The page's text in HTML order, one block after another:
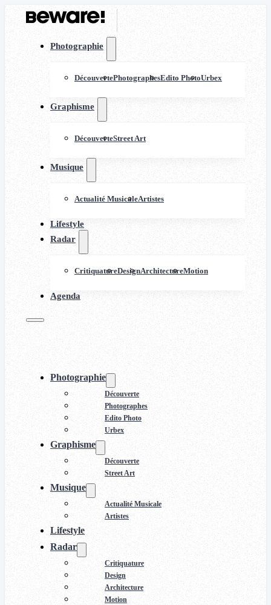
Photographie
DécouvertePhotographesEdito PhotoUrbex
Graphisme
DécouverteStreet Art
Musique
Actualité MusicaleArtistes
Lifestyle
Radar
CritiquatureDesignArchitectureMotion
Agenda
Photographie
Découverte
Photographes
Edito Photo
Urbex
Graphisme
Découverte
Street Art
Musique
Actualité Musicale
Artistes
Lifestyle
Radar
Critiquature
Design
Architecture
Motion